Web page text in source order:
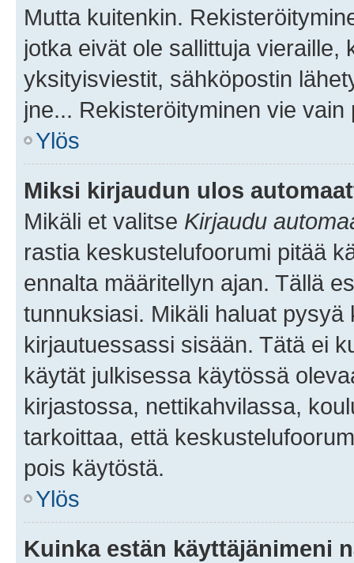
Mutta kuitenkin.
jotka eivät ole sallittuja vieraille,
yksityisviestit, sähköpostin
jne... Rekisteröityminen vie
Ylös
Miksi kirjaudun ulos
Mikäli et valitse Kirjaudu
rastia keskustelufoorumi pitää
ennalta määritellyn ajan. Tällä
tunnuksiasi. Mikäli haluat
kirjautuessassi sisään. Tätä ei
käytät julkisessa käytössä
kirjastossa, nettikahvilassa,
tarkoittaa, että
pois käytöstä.
Ylös
Kuinka estän käyttäjänimeni